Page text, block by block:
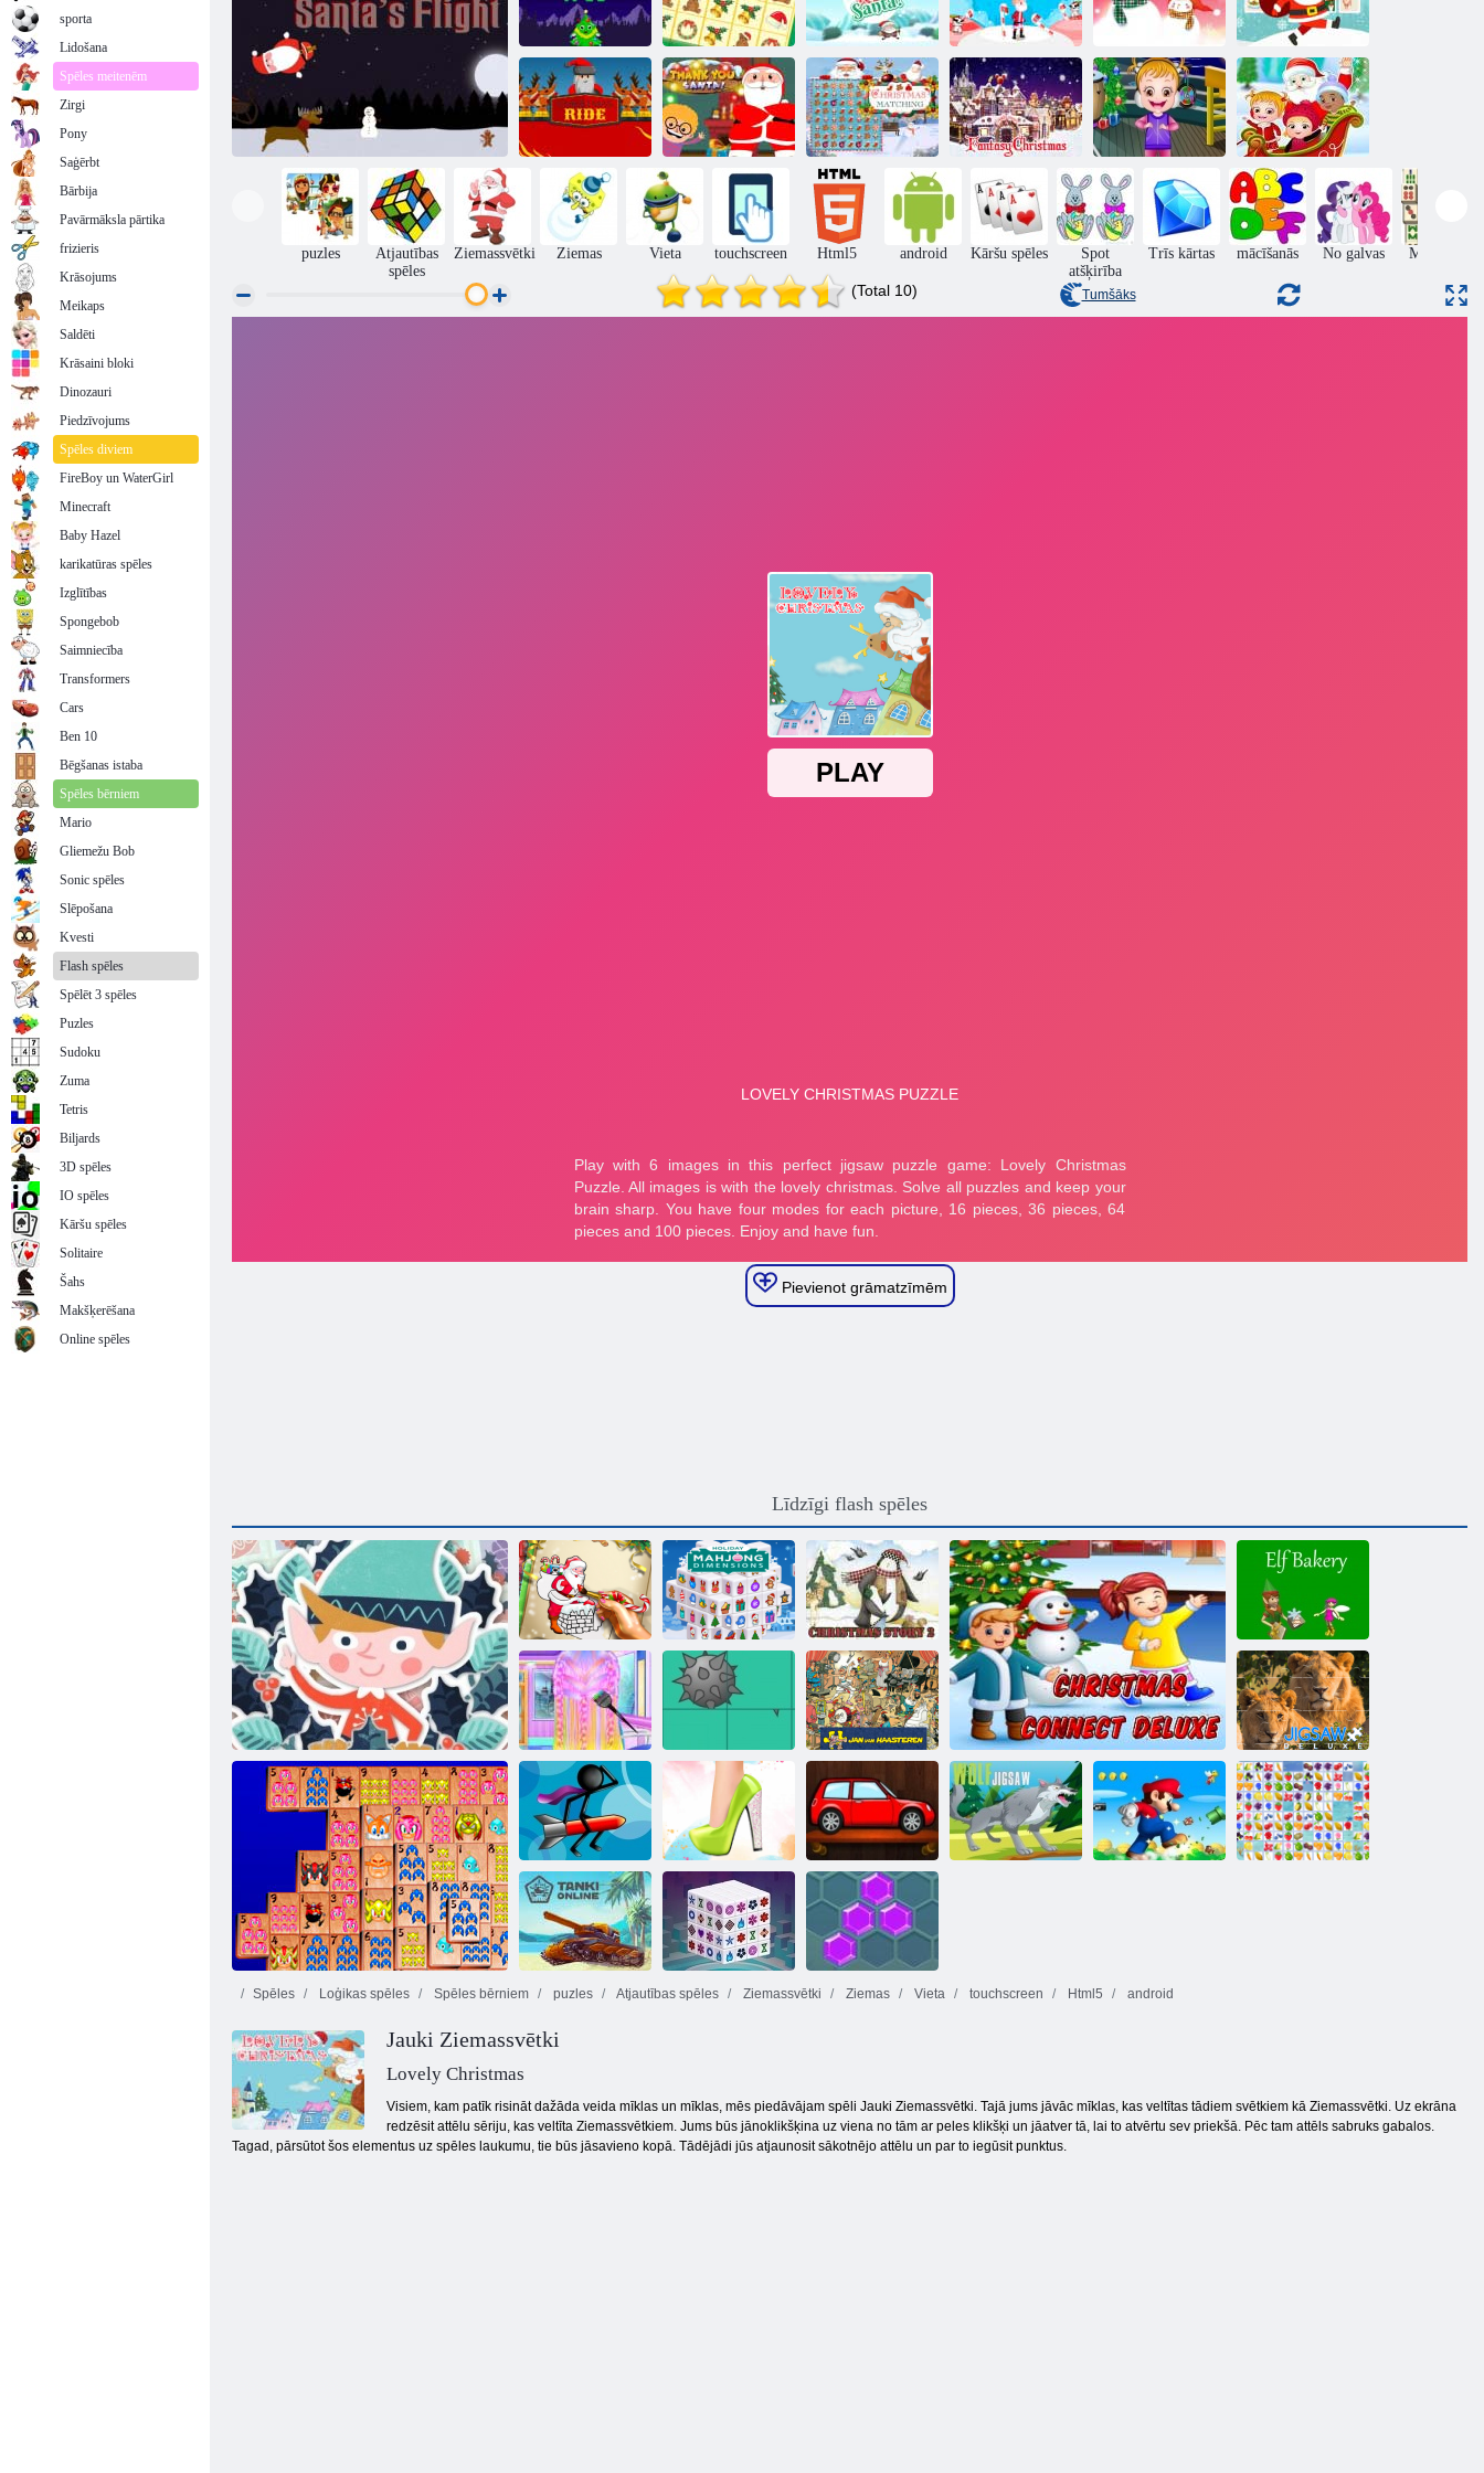
Smaguma koks Krismas flīzes
Palaist
Ziemassvētku
vecīti
Ziemassvētku
vecītis
Ziemassvētku
ilustrācija
Ziemassvētku
atmiņas kartes
Ziemassvētku
brauciens
Ziemassvētku
vecītim
Ziemassvētku
saskaņošana
Fantāzijas
Ziemassvētki
Baby Hazel
Jaunais gads
Bash
Baby Hazel
Ziemassvētku
pārsteigums
puzles
Atjautības
spēles
Ziemassvētki Ziemas Vieta touchscreen Html5 android Kāršu spēles
Spot
atšķirība
Trīs kārtas mācīšanās No galvas Madžongs
(Total 10) Tumšāks
Pievienot grāmatzīmēm
Līdzīgi flash spēles
12 dienas Ziemassvētki
Santa
Ziemassvētku
krāsošana
Holiday
Ziemassvētku
stāsts 2
Elfu maiznīca
Ariel Jaungada
frizūras
Animācija
Puzzle
Jumbo Jan van
Hasteren
Finierzāģis
Deluxe
Stikla finierzāģis
Manas mīļākās
kurpes
Bērnu
automašīnu
mīklas
Tanki tiešsaistē
Spēles Loģikas spēles Spēles bērniem puzles Atjautības spēles Ziemassvētki Ziemas Vieta touchscreen Html5 android
Jauki Ziemassvētki
Lovely Christmas
Visiem, kam patīk risināt dažāda veida mīklas un mīklas, mēs piedāvājam spēli Jauki Ziemassvētki. Tajā jums jāvāc mīklas, kas veltītas tādiem svētkiem kā Ziemassvētki. Uz ekrāna
redzēsit attēlu sēriju, kas veltīta Ziemassvētkiem. Jums būs jānoklikšķina uz viena no tām ar peles klikšķi un jāatver tā, lai to atvērtu sev priekšā. Pēc tam attēls sabruks gabalos.
Tagad, pārsūtot šos elementus uz spēles laukumu, tie būs jāsavieno kopā. Tādējādi jūs atjaunosit sākotnējo attēlu un par to iegūsit punktus.
sporta
Lidošana
Spēles meitenēm
Zirgi
Pony
Saģērbt
Bārbija
Pavārmāksla pārtika
frizieris
Krāsojums
Meikaps
Saldēti
Krāsaini bloki
Dinozauri
Piedzīvojums
Spēles diviem
FireBoy un WaterGirl
Minecraft
Baby Hazel
karikatūras spēles
Izglītības
Spongebob
Saimniecība
Transformers
Cars
Ben 10
Bēgšanas istaba
Spēles bērniem
Mario
Gliemežu Bob
Sonic spēles
Slēpošana
Kvesti
Flash spēles
Spēlēt 3 spēles
Puzles
Sudoku
Zuma
Tetris
Biljards
3D spēles
IO spēles
Kāršu spēles
Solitaire
Šahs
Makšķerēšana
Online spēles